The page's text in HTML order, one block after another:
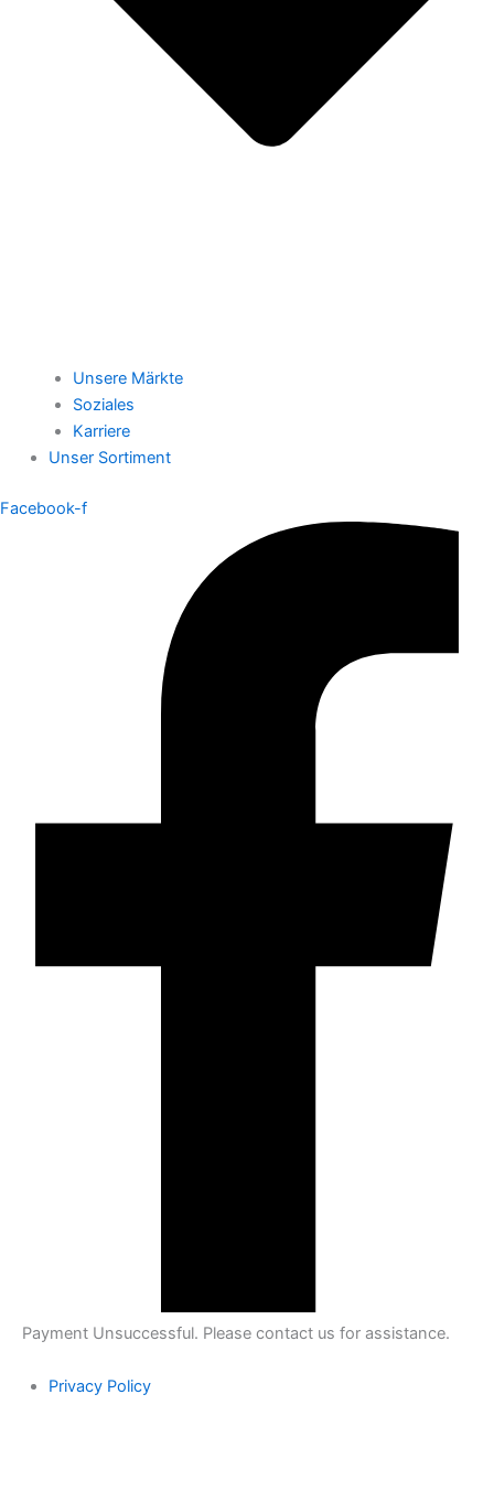
Unsere Märkte
Soziales
Karriere
Unser Sortiment
Facebook-f
Payment Unsuccessful. Please contact us for assistance.
Privacy Policy